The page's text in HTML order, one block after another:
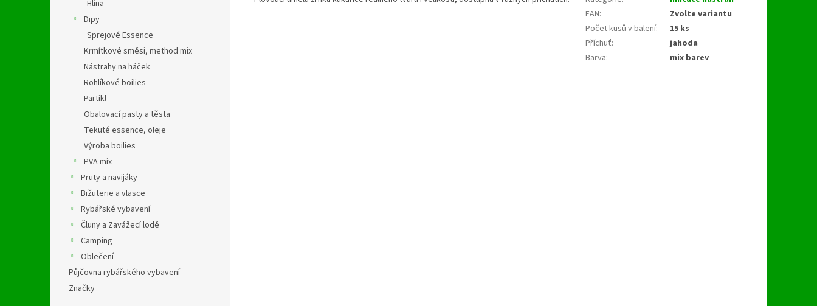
Hlína
Dipy
Sprejové Essence
Krmítkové směsi, method mix
Nástrahy na háček
Rohlíkové boilies
Partikl
Obalovací pasty a těsta
Tekuté essence, oleje
Výroba boilies
PVA mix
Pruty a navijáky
Bižuterie a vlasce
Rybářské vybavení
Čluny a Zavážecí lodě
Camping
Oblečení
Půjčovna rybářského vybavení
Značky
EAN:
Zvolte variantu
Počet kusů v balení:
15 ks
Příchuť:
jahoda
Barva: mix barev